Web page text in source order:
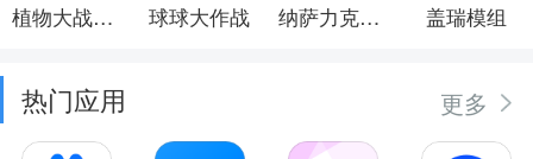
植物大战僵尸2 球球大作战 纳萨力克之王 盖瑞模组
热门应用 更多